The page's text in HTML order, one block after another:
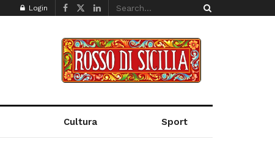
Login
Cultura Sport